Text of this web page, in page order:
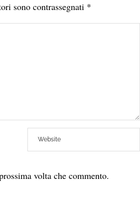
sono contrassegnati *
volta che commento.